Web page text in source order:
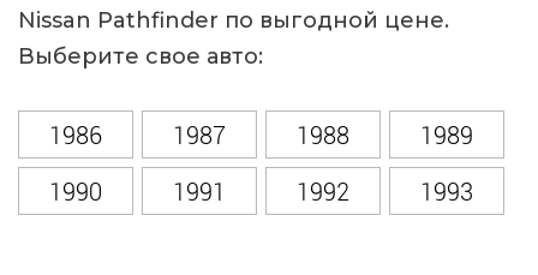
Nissan Pathfinder по выгодной цене.
Выберите свое авто:
1986 1987 1988
1989
1990
1991 1992
1993